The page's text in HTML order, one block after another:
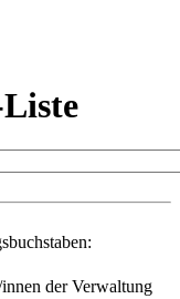
der Verwaltung